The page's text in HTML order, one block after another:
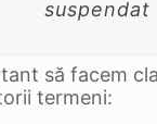
suspendat
să facem
termeni: